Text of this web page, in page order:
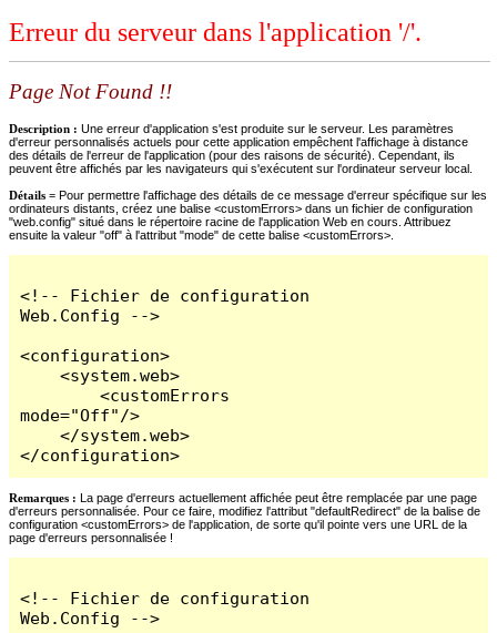
Erreur du serveur dans l'application '/'.
Page Not Found !!
Description : Une erreur d'application s'est produite sur le serveur. Les paramètres
d'erreur personnalisés actuels pour cette application empêchent l'affichage à distance
des détails de l'erreur de l'application (pour des raisons de sécurité). Cependant, ils
peuvent être affichés par les navigateurs qui s'exécutent sur l'ordinateur serveur local.
Détails = Pour permettre l'affichage des détails de ce message d'erreur spécifique sur les
ordinateurs distants, créez une balise <customErrors> dans un fichier de configuration
"web.config" situé dans le répertoire racine de l'application Web en cours. Attribuez
ensuite la valeur "off" à l'attribut "mode" de cette balise <customErrors>.
<!-- Fichier de configuration
Web.Config -->
<configuration>
    <system.web>
        <customErrors
mode="Off"/>
    </system.web>
</configuration>
Remarques : La page d'erreurs actuellement affichée peut être remplacée par une page
d'erreurs personnalisée. Pour ce faire, modifiez l'attribut "defaultRedirect" de la balise de
configuration <customErrors> de l'application, de sorte qu'il pointe vers une URL de la
page d'erreurs personnalisée !
<!-- Fichier de configuration
Web.Config -->